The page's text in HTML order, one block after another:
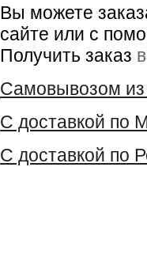
Вы можете
сайте или с
Получить заказ
Самовывозом
С доставкой по
С доставкой по